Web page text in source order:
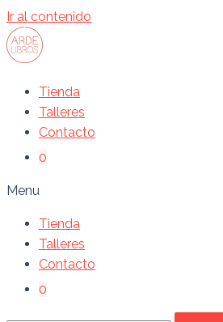
Ir al contenido
Tienda
Talleres
Contacto
0
Menu
Tienda
Talleres
Contacto
0